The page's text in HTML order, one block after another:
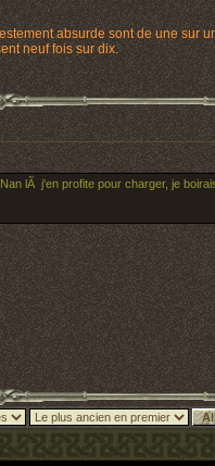
absurde sont de une sur
neuf fois sur dix.
lÃ j'en profite pour charger, je